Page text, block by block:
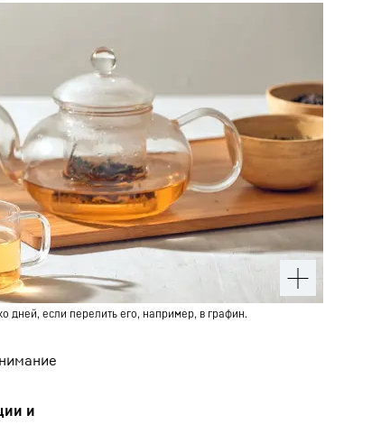
дней, если перелить его, например, в графин.
и